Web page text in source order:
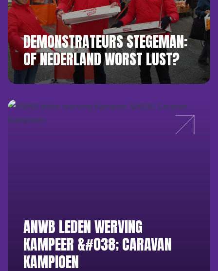
DEMONSTRATEURS STEGEMAN:
OF NEDERLAND WORST LUST?
ANWB LEDEN WERVING
KAMPEER &#038; CARAVAN
KAMPIOEN